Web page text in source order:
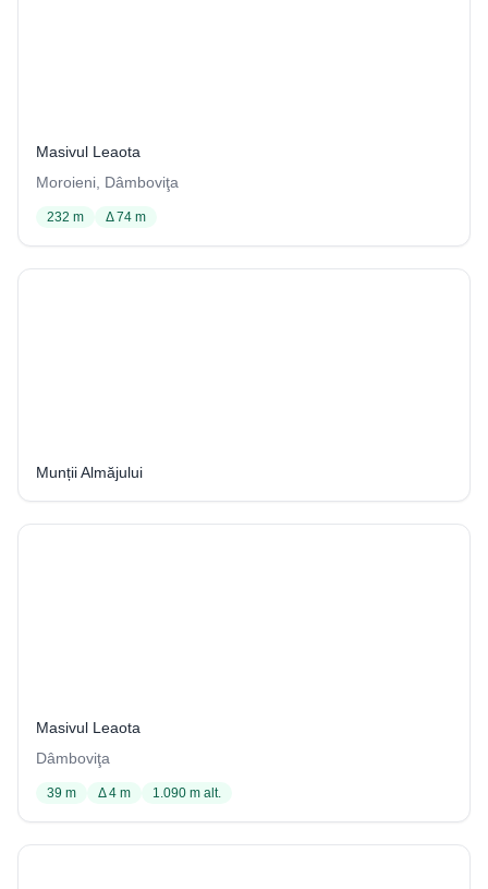
Masivul Leaota
Moroieni, Dâmboviţa
232 m Δ 74 m
Munții Almăjului
Masivul Leaota
Dâmboviţa
39 m Δ 4 m 1.090 m alt.